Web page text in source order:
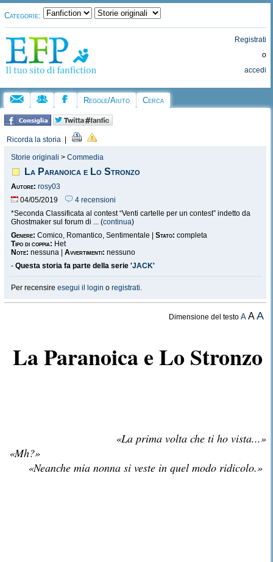
Categorie:
Registrati
o
accedi
Regole/Aiuto Cerca
Ricorda la storia
Storie originali > Commedia
La Paranoica e Lo Stronzo
Autore: rosy03
04/05/2019
4 recensioni
*Seconda Classificata al contest “Venti cartelle per un contest” indetto da
Ghostmaker sul forum di ... (continua)
Genere: Comico, Romantico, Sentimentale | Stato: completa
Tipo di coppia: Het
Note: nessuna | Avvertimenti: nessuno
- Questa storia fa parte della serie 'JACK'
Per recensire esegui il login o registrati.
Dimensione del testoA AA
La Paranoica e Lo Stronzo
«La prima volta che ti ho vista...»
«Mh?»
«Neanche mia nonna si veste in quel modo ridicolo.»